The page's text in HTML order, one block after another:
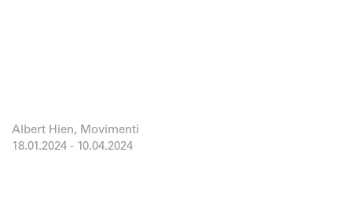
Albert Hien, Movimenti
18.01.2024 - 10.04.2024